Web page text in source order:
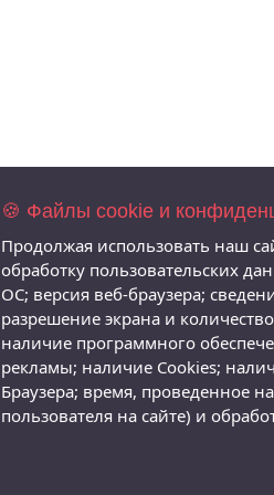
🍪 Файлы cookie и
Продолжая использовать наш
обработку пользовательских
ОС; версия веб-браузера;
разрешение экрана и
наличие программного
рекламы; наличие Cookies;
Браузера; время, проведенное
пользователя на сайте) и